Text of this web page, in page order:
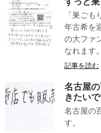
「巣ご
年古希を
の大ファ
なれます
記事を読む
名古屋
きたい
名古屋の
す。